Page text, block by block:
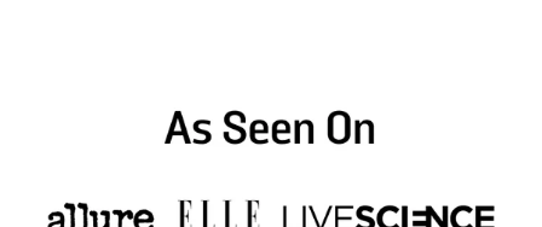
Automatische verlenging, op elk moment overslaan of annuleren.